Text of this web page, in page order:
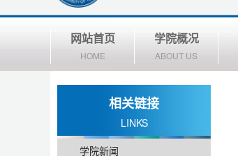
网站首页
HOME
学院概况
ABOUT US
相关链接
LINKS
学院新闻